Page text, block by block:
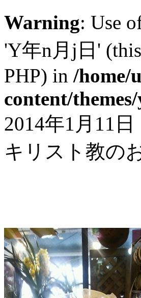
Warning: Use
'Y年n月j日'
PHP) in /home/
content/
2014年1月11日
キリスト教の